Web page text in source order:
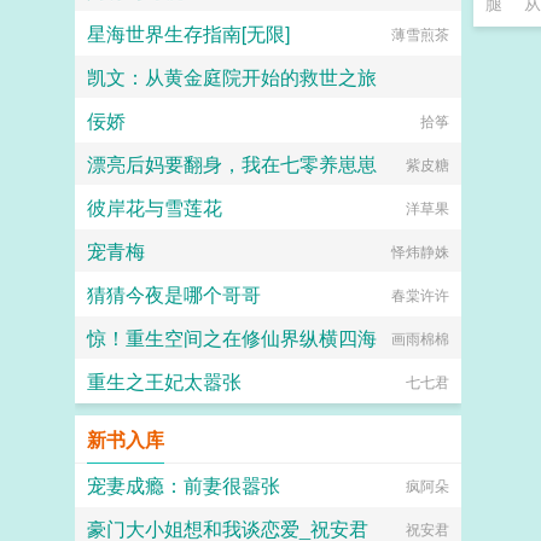
星海世界生存指南[无限] 薄雪煎茶
凯文：从黄金庭院开始的救世之旅
无名小作者595
佞娇 拾筝
漂亮后妈要翻身，我在七零养崽崽 紫皮糖
彼岸花与雪莲花 洋草果
宠青梅 怿炜静姝
猜猜今夜是哪个哥哥 春棠许许
惊！重生空间之在修仙界纵横四海 画雨棉棉
重生之王妃太嚣张 七七君
新书入库
宠妻成瘾：前妻很嚣张
疯阿朵
豪门大小姐想和我谈恋爱_祝安君 祝安君